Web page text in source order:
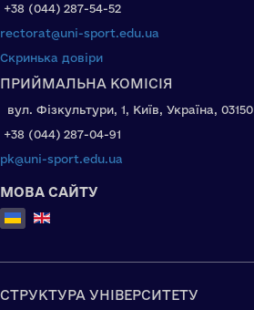
+38 (044) 287-54-52
rectorat@uni-sport.edu.ua
Скринька довіри
ПРИЙМАЛЬНА КОМІСІЯ
вул. Фізкультури, 1, Київ, Україна, 03150
+38 (044) 287-04-91
pk@uni-sport.edu.ua
МОВА САЙТУ
Оберіть свою мову
СТРУКТУРА УНІВЕРСИТЕТУ